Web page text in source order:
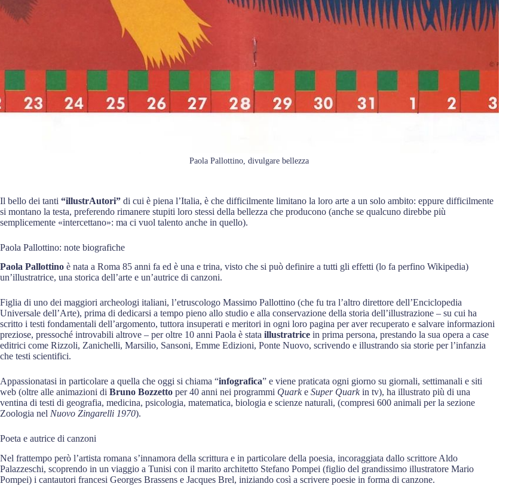
Paola Pallottino, divulgare bellezza
Il bello dei tanti “illustrAutori” di cui è piena l’Italia, è che difficilmente limitano la loro arte a un solo ambito: eppure difficilmente
si montano la testa, preferendo rimanere stupiti loro stessi della bellezza che producono (anche se qualcuno direbbe più
semplicemente «intercettano»: ma ci vuol talento anche in quello).
Paola Pallottino: note biografiche
Paola Pallottino è nata a Roma 85 anni fa ed è una e trina, visto che si può definire a tutti gli effetti (lo fa perfino Wikipedia)
un’illustratrice, una storica dell’arte e un’autrice di canzoni.
Figlia di uno dei maggiori archeologi italiani, l’etruscologo Massimo Pallottino (che fu tra l’altro direttore dell’Enciclopedia
Universale dell’Arte), prima di dedicarsi a tempo pieno allo studio e alla conservazione della storia dell’illustrazione – su cui ha
scritto i testi fondamentali dell’argomento, tuttora insuperati e meritori in ogni loro pagina per aver recuperato e salvare informazioni
preziose, pressoché introvabili altrove – per oltre 10 anni Paola è stata illustratrice in prima persona, prestando la sua opera a case
editrici come Rizzoli, Zanichelli, Marsilio, Sansoni, Emme Edizioni, Ponte Nuovo, scrivendo e illustrando sia storie per l’infanzia
che testi scientifici.
Appassionatasi in particolare a quella che oggi si chiama “infografica” e viene praticata ogni giorno su giornali, settimanali e siti
web (oltre alle animazioni di Bruno Bozzetto per 40 anni nei programmi Quarke Super Quarkin tv), ha illustrato più di una
ventina di testi di geografia, medicina, psicologia, matematica, biologia e scienze naturali, (compresi 600 animali per la sezione
Zoologia nel Nuovo Zingarelli 1970).
Poeta e autrice di canzoni
Nel frattempo però l’artista romana s’innamora della scrittura e in particolare della poesia, incoraggiata dallo scrittore Aldo
Palazzeschi, scoprendo in un viaggio a Tunisi con il marito architetto Stefano Pompei (figlio del grandissimo illustratore Mario
Pompei) i cantautori francesi Georges Brassens e Jacques Brel, iniziando così a scrivere poesie in forma di canzone.